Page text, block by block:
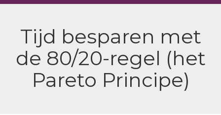
Tijd besparen met
de 80/20-regel (het
Pareto Principe)